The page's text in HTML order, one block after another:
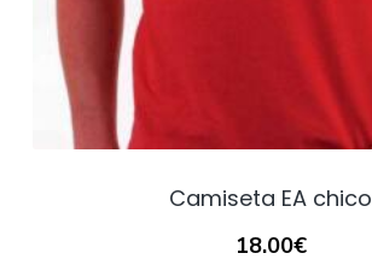
Camiseta EA chico
18.00€